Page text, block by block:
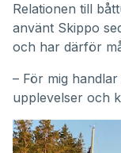
Relationen till
använt Skippo
och har därför
– För mig
upplevelser och